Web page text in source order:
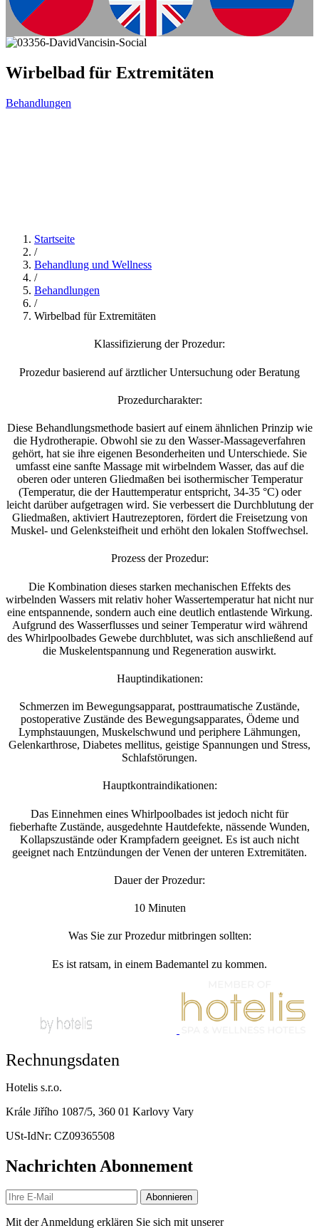
Wirbelbad für Extremitäten
Behandlungen
Startseite
/
Behandlung und Wellness
/
Behandlungen
/
Wirbelbad für Extremitäten
Klassifizierung der Prozedur:
Prozedur basierend auf ärztlicher Untersuchung oder Beratung
Prozedurcharakter:
Diese Behandlungsmethode basiert auf einem ähnlichen Prinzip wie
die Hydrotherapie. Obwohl sie zu den Wasser-Massageverfahren
gehört, hat sie ihre eigenen Besonderheiten und Unterschiede. Sie
umfasst eine sanfte Massage mit wirbelndem Wasser, das auf die
oberen oder unteren Gliedmaßen bei isothermischer Temperatur
(Temperatur, die der Hauttemperatur entspricht, 34-35 °C) oder
leicht darüber aufgetragen wird. Sie verbessert die Durchblutung der
Gliedmaßen, aktiviert Hautrezeptoren, fördert die Freisetzung von
Muskel- und Gelenksteifheit und erhöht den lokalen Stoffwechsel.
Prozess der Prozedur:
Die Kombination dieses starken mechanischen Effekts des
wirbelnden Wassers mit relativ hoher Wassertemperatur hat nicht nur
eine entspannende, sondern auch eine deutlich entlastende Wirkung.
Aufgrund des Wasserflusses und seiner Temperatur wird während
des Whirlpoolbades Gewebe durchblutet, was sich anschließend auf
die Muskelentspannung und Regeneration auswirkt.
Hauptindikationen:
Schmerzen im Bewegungsapparat, posttraumatische Zustände,
postoperative Zustände des Bewegungsapparates, Ödeme und
Lymphstauungen, Muskelschwund und periphere Lähmungen,
Gelenkarthrose, Diabetes mellitus, geistige Spannungen und Stress,
Schlafstörungen.
Hauptkontraindikationen:
Das Einnehmen eines Whirlpoolbades ist jedoch nicht für
fieberhafte Zustände, ausgedehnte Hautdefekte, nässende Wunden,
Kollapszustände oder Krampfadern geeignet. Es ist auch nicht
geeignet nach Entzündungen der Venen der unteren Extremitäten.
Dauer der Prozedur:
10 Minuten
Was Sie zur Prozedur mitbringen sollten:
Es ist ratsam, in einem Bademantel zu kommen.
Rechnungsdaten
Hotelis s.r.o.
Krále Jiřího 1087/5, 360 01 Karlovy Vary
USt-IdNr: CZ09365508
Nachrichten Abonnement
Abonnieren
Mit der Anmeldung erklären Sie sich mit unserer